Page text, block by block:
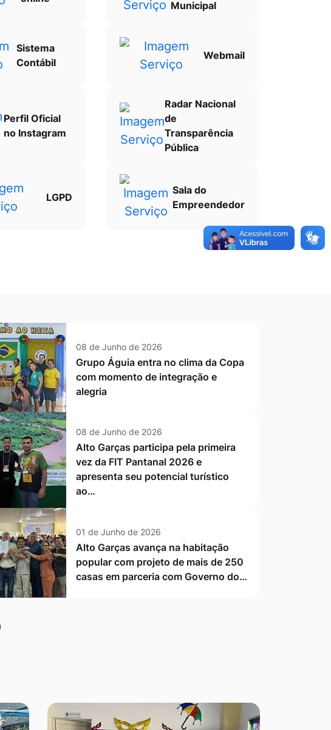
Municipal
Sistema
Contábil
Webmail
Perfil Oficial
no Instagram
Radar Nacional
de
Transparência
Pública
LGPD
Sala do
Empreendedor
08 de Junho de 2026
Grupo Águia entra no clima da Copa
com momento de integração e
alegria
08 de Junho de 2026
Alto Garças participa pela primeira
vez da FIT Pantanal 2026 e
apresenta seu potencial turístico
ao…
01 de Junho de 2026
Alto Garças avança na habitação
popular com projeto de mais de 250
casas em parceria com Governo do…